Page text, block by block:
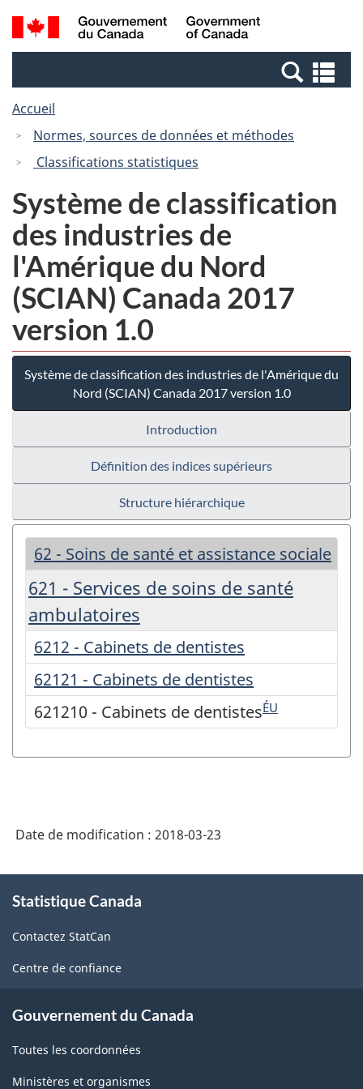
Passer
au
Passer
à
Canada
Recherche
et
et
Accueil
Normes, sources de données et méthodes
Classifications statistiques
Système de classification
des industries de
l'Amérique du Nord
(SCIAN) Canada 2017
version 1.0
Système de classification des industries de l'Amérique du
Nord (SCIAN) Canada 2017 version 1.0
Introduction
Définition des indices supérieurs
Structure hiérarchique
62 - Soins de santé et assistance sociale
621 - Services de soins de santé
ambulatoires
6212 - Cabinets de dentistes
62121 - Cabinets de dentistes
621210 - Cabinets de dentistesÉU
Date de modification : 2018-03-23
propos
ce
site
Statistique Canada
Contactez StatCan
Centre de confiance
Gouvernement du Canada
Toutes les coordonnées
Ministères et organismes